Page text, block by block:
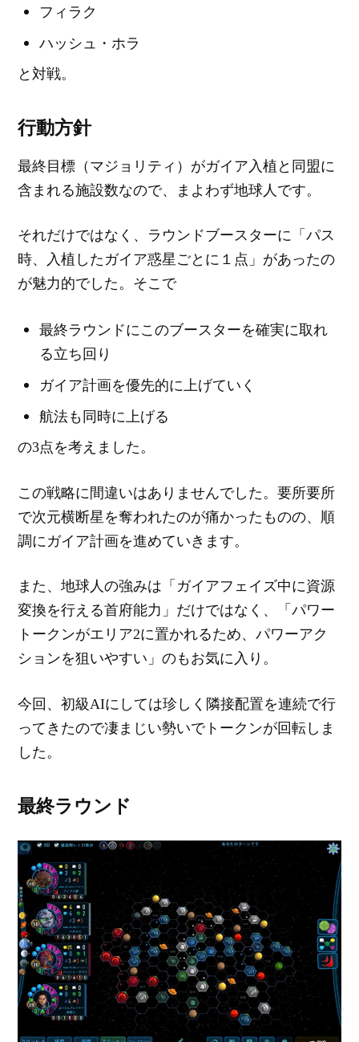
フィラク
ハッシュ・ホラ
と対戦。
行動方針
最終目標（マジョリティ）がガイア入植と同盟に
含まれる施設数なので、まよわず地球人です。
それだけではなく、ラウンドブースターに「パス
時、入植したガイア惑星ごとに１点」があったの
が魅力的でした。そこで
最終ラウンドにこのブースターを確実に取れ
る立ち回り
ガイア計画を優先的に上げていく
航法も同時に上げる
の3点を考えました。
この戦略に間違いはありませんでした。要所要所
で次元横断星を奪われたのが痛かったものの、順
調にガイア計画を進めていきます。
また、地球人の強みは「ガイアフェイズ中に資源
変換を行える首府能力」だけではなく、「パワー
トークンがエリア2に置かれるため、パワーアク
ションを狙いやすい」のもお気に入り。
今回、初級AIにしては珍しく隣接配置を連続で行
ってきたので凄まじい勢いでトークンが回転しま
した。
最終ラウンド